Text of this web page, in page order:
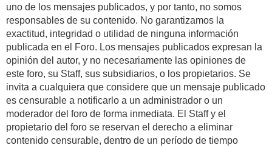
uno de los mensajes publicados, y por tanto, no somos
responsables de su contenido. No garantizamos la
exactitud, integridad o utilidad de ninguna información
publicada en el Foro. Los mensajes publicados expresan la
opinión del autor, y no necesariamente las opiniones de
este foro, su Staff, sus subsidiarios, o los propietarios. Se
invita a cualquiera que considere que un mensaje publicado
es censurable a notificarlo a un administrador o un
moderador del foro de forma inmediata. El Staff y el
propietario del foro se reservan el derecho a eliminar
contenido censurable, dentro de un período de tiempo